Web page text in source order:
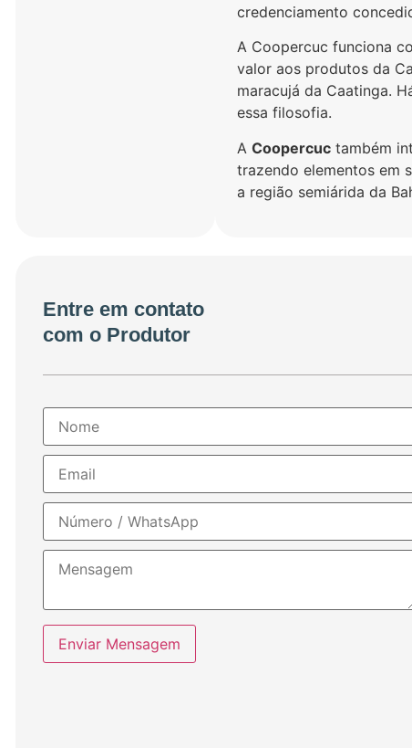
credenciamento
A Coopercuc funciona
valor aos produtos da
maracujá da Caatinga.
essa filosofia.
A Coopercuctambém
trazendo elementos em
a região semiárida da
Entre em contato
com o Produtor
Enviar Mensagem